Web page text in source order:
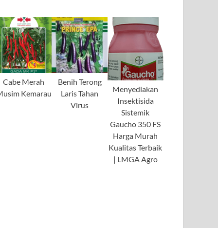
Cabe Merah
Kemarau
Benih Terong
Laris Tahan
Virus
Menyediakan
Insektisida
Sistemik
Gaucho 350 FS
Harga Murah
Kualitas Terbaik
| LMGA Agro